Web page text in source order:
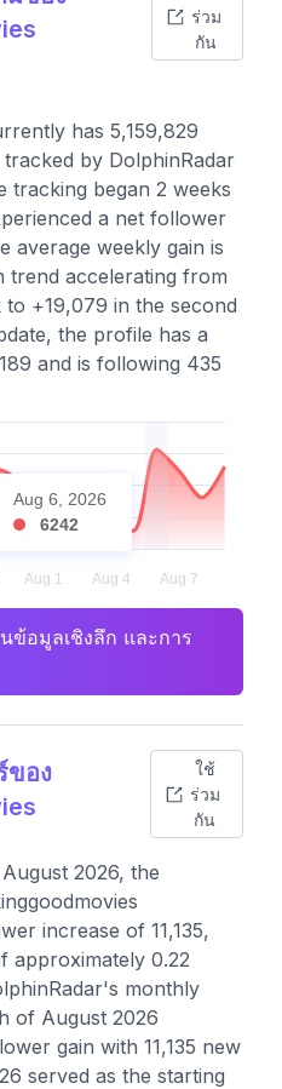
ร่วม
กัน
has 5,159,829
by DolphinRadar
tracking began 2 weeks
a net follower
average weekly gain is
trend accelerating from
to +19,079 in the second
the profile has a
and is following 435
Aug 6, 2026
6242
ข้อมูลเชิงลึก และการ
ของ
ใช้
ร่วม
กัน
2026, the
increase of 11,135,
approximately 0.22
monthly
of August 2026
gain with 11,135 new
served as the starting